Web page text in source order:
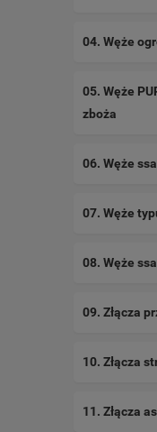
04. Węże
05. Węże
zboża
06. Węże
07. Węże
08. Węże
09. Złącza
10. Złącza
11. Złącza